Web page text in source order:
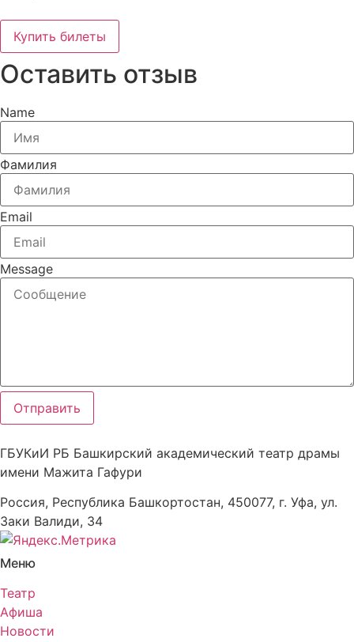
Купить билеты
Оставить отзыв
Name
Фамилия
Email
Message
Отправить
ГБУКиИ РБ Башкирский академический театр драмы
имени Мажита Гафури
Россия, Республика Башкортостан, 450077, г. Уфа, ул.
Заки Валиди, 34
Меню
Театр
Афиша
Новости